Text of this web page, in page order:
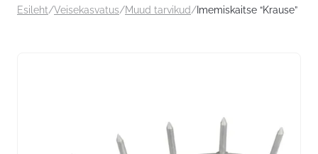
Esileht/Veisekasvatus/Muud tarvikud/ Imemiskaitse “Krause”